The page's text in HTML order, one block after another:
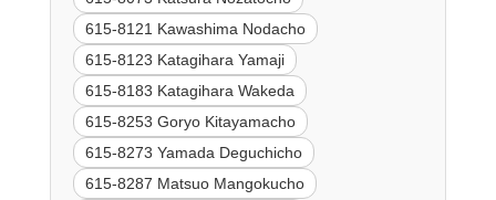
615-8121 Kawashima Nodacho
615-8123 Katagihara Yamaji
615-8183 Katagihara Wakeda
615-8253 Goryo Kitayamacho
615-8273 Yamada Deguchicho
615-8287 Matsuo Mangokucho